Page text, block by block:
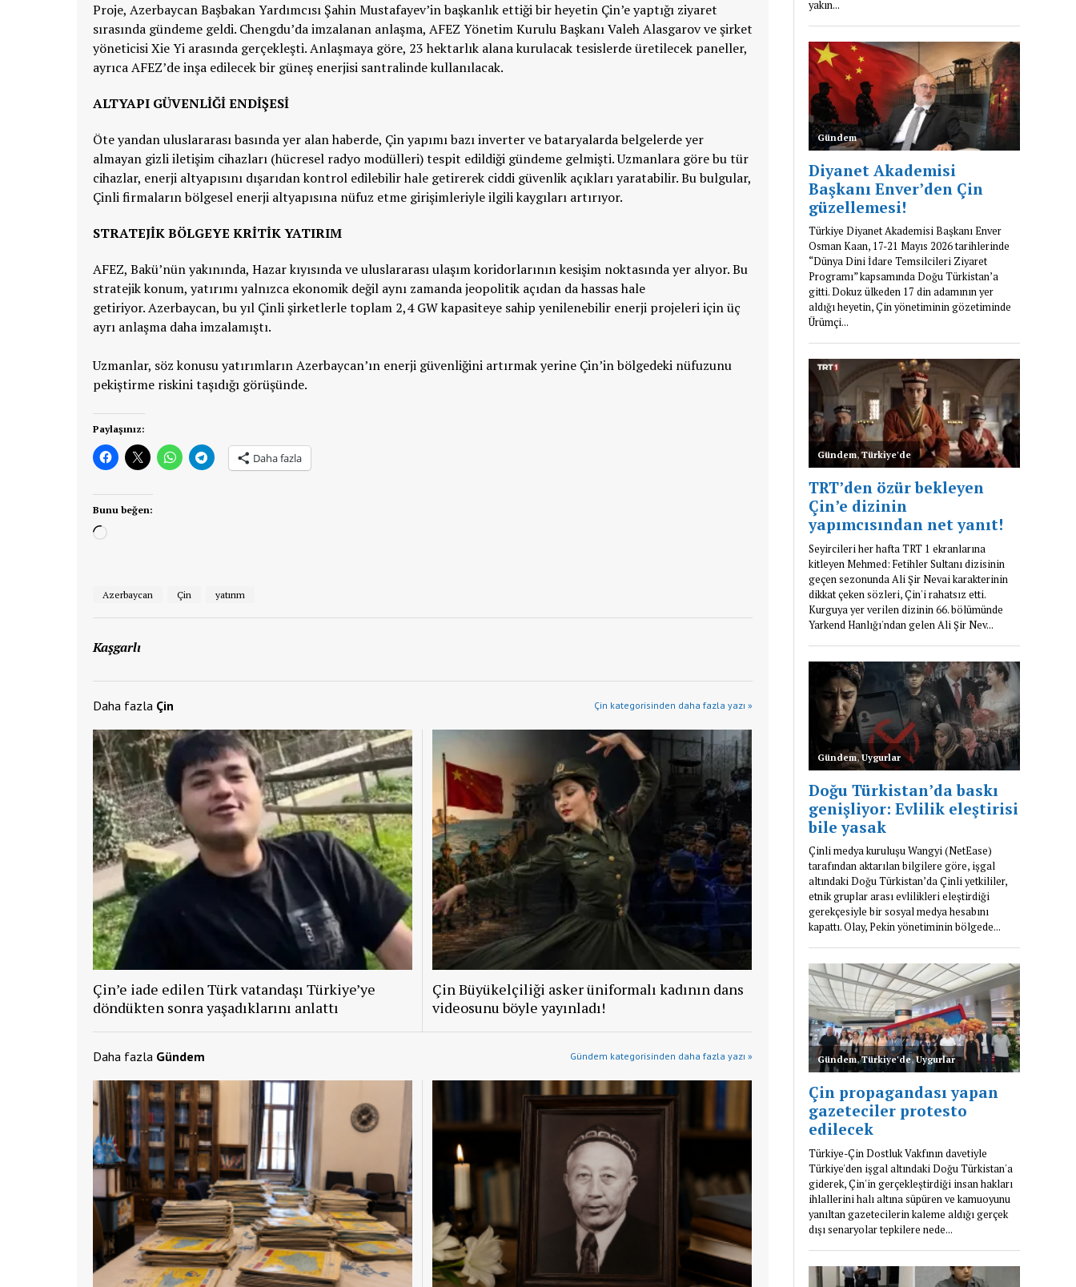
Proje, Azerbaycan Başbakan Yardımcısı Şahin Mustafayev’in başkanlık ettiği bir heyetin Çin’e yaptığı ziyaret
sırasında gündeme geldi. Chengdu’da imzalanan anlaşma, AFEZ Yönetim Kurulu Başkanı Valeh Alasgarov ve şirket
yöneticisi Xie Yi arasında gerçekleşti. Anlaşmaya göre, 23 hektarlık alana kurulacak tesislerde üretilecek paneller,
ayrıcaAFEZ’de inşa edilecek bir güneş enerjisi santralinde kullanılacak.
ALTYAPI GÜVENLİĞİ ENDİŞESİ
Öte yandan uluslararası basında yer alan haberde, Çin yapımı bazı inverter ve bataryalarda belgelerde yer
almayan gizli iletişim cihazları (hücresel radyo modülleri) tespit edildiği gündeme gelmişti. Uzmanlara göre bu tür
cihazlar, enerji altyapısını dışarıdan kontrol edilebilir hale getirerek ciddi güvenlik açıkları yaratabilir. Bu bulgular,
Çinli firmaların bölgesel enerji altyapısına nüfuz etme girişimleriyle ilgili kaygıları artırıyor.
STRATEJİK BÖLGEYE KRİTİK YATIRIM
AFEZ, Bakü’nün yakınında, Hazar kıyısında ve uluslararası ulaşım koridorlarının kesişim noktasında yer alıyor. Bu
stratejik konum, yatırımı yalnızca ekonomik değil aynı zamanda jeopolitik açıdan da hassas hale
getiriyor.Azerbaycan, bu yıl Çinli şirketlerle toplam 2,4 GW kapasiteye sahip yenilenebilir enerji projeleri için üç
ayrı anlaşma daha imzalamıştı.
Uzmanlar, söz konusu yatırımlarınAzerbaycan’ın enerji güvenliğini artırmak yerine Çin’in bölgedeki nüfuzunu
pekiştirme riskini taşıdığı görüşünde.
Paylaşınız:
Daha fazla
Bunu beğen:
Yükleniyor...
Azerbaycan Çin yatırım
Kaşgarlı
Daha fazla Çin Çin kategorisinden daha fazla yazı »
Çin’e iade edilen Türk vatandaşı Türkiye’ye
döndükten sonra yaşadıklarını anlattı
Çin Büyükelçiliği asker üniformalı kadının dans
videosunu böyle yayınladı!
Daha fazla Gündem Gündem kategorisinden daha fazla yazı »